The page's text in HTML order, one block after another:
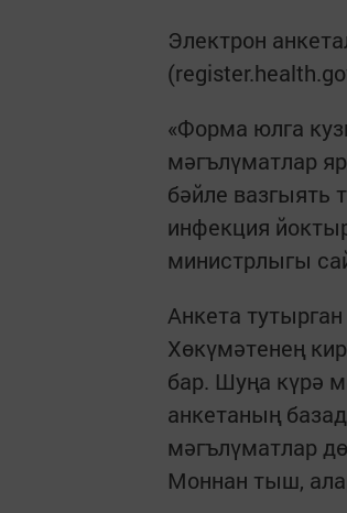
Электрон
«Форма юлга
мәгълүматлар
бәйле вазгыять
инфекция
министрлыгы
Анкета
Хөкүмәтенең
бар. Шуңа күрә
анкетаның
мәгълүматлар
Моннан тыш,